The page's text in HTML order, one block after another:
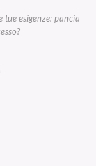
esigenze: pancia